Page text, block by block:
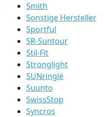
Smith
Sonstige Hersteller
Sportful
SR-Suntour
Stil-Fit
Stronglight
SUNringlé
Suunto
SwissStop
Syncros